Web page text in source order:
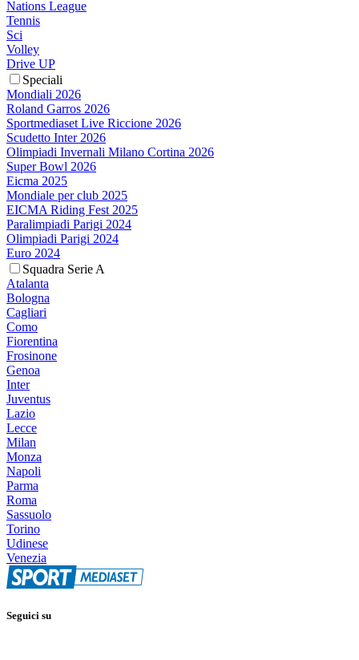
Nations League
Tennis
Sci
Volley
Drive UP
Speciali
Mondiali 2026
Roland Garros 2026
Sportmediaset Live Riccione 2026
Scudetto Inter 2026
Olimpiadi Invernali Milano Cortina 2026
Super Bowl 2026
Eicma 2025
Mondiale per club 2025
EICMA Riding Fest 2025
Paralimpiadi Parigi 2024
Olimpiadi Parigi 2024
Euro 2024
Squadra Serie A
Atalanta
Bologna
Cagliari
Como
Fiorentina
Frosinone
Genoa
Inter
Juventus
Lazio
Lecce
Milan
Monza
Napoli
Parma
Roma
Sassuolo
Torino
Udinese
Venezia
Seguici su